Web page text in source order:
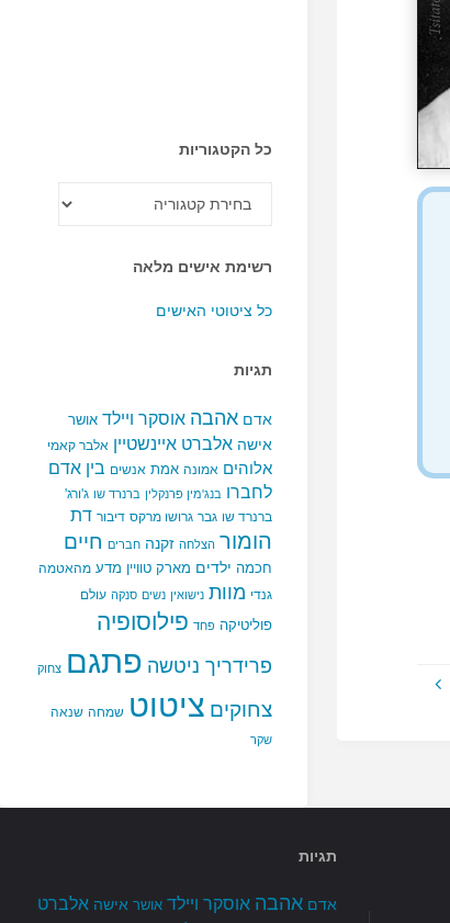
כל הקטגוריות
הקטגוריות
רשימת אישים מלאה
כל ציטוטי האישים
תגיות
אדם אהבה אוסקר ויילד אושר
אישה אלברט איינשטיין אלבר קאמי
אלוהים אמונה אמת אנשים בין אדם
לחברו בנג'מין פרנקלין ברנרד שו ג'ורג'
ברנרד שו גבר גרושו מרקס דיבור דת
הומור הצלחה זקנה חברים חיים
חכמה ילדים מארק טוויין מדע מהאטמה
גנדי מוות נישואין נשים סנקה עולם
פוליטיקה פחד פילוסופיה
פרידריך ניטשה פתגם צחוק
צחוקים ציטוט שמחה שנאה
שקר
תגיות
אדם אהבה אוסקר ויילד אושר אישה אלברט